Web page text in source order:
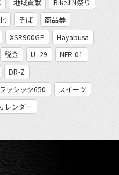
地域貢献
BikeJIN祭り
そば
商品券
XSR900GP
Hayabusa
税金 U_29
NFR-01
DR-Z
ッシック650
スイーツ
レンダー